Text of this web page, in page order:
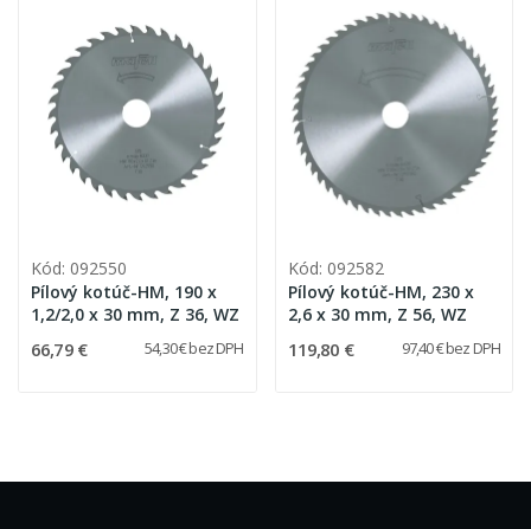
Kód: 092550
Pílový kotúč-HM, 190 x
1,2/2,0 x 30 mm, Z 36, WZ
66,79 € 54,30 € bez DPH
Kód: 092582
Pílový kotúč-HM, 230 x
2,6 x 30 mm, Z 56, WZ
119,80 € 97,40 € bez DPH